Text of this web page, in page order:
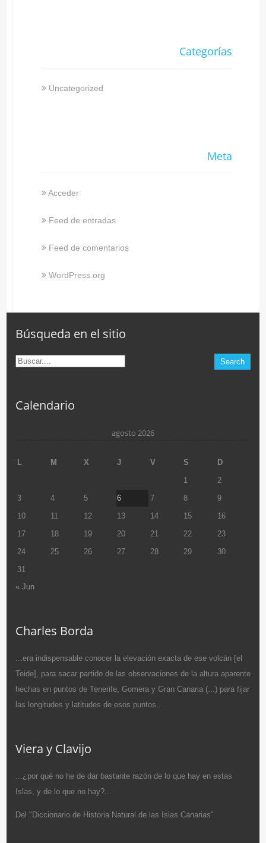
Categorías
Uncategorized
Meta
Acceder
Feed de entradas
Feed de comentarios
WordPress.org
Búsqueda en el sitio
Calendario
agosto 2026
L M X J V S
D
1
2
3
4 5 6 7 8
9
10
11 12 13 14 15
16
17
18 19 20 21 22
23
24
25 26 27 28 29
30
31
« Jun
Charles Borda
...era indispensable conocer la elevación exacta de ese volcán [el
Teide], para sacar partido de las observaciones de la altura aparente
hechas en puntos de Tenerife, Gomera y Gran Canaria (...) para fijar
las longitudes y latitudes de esos puntos...
Viera y Clavijo
...¿por qué no he de dar bastante razón de lo que hay en estas
Islas, y de lo que no hay?...
Del "Diccionario de Historia Natural de las Islas Canarias"